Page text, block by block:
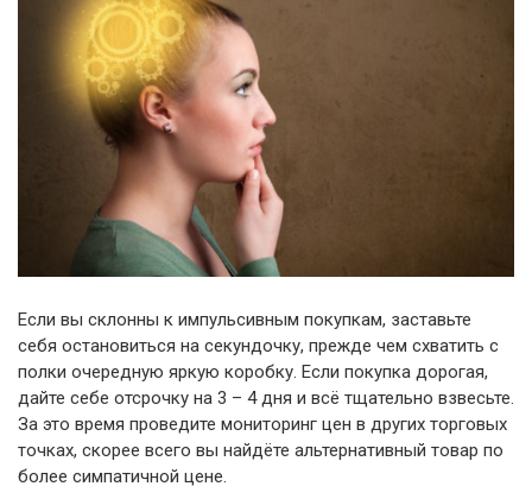
Если вы склонны к импульсивным покупкам, заставьте
себя остановиться на секундочку, прежде чем схватить с
полки очередную яркую коробку. Если покупка дорогая,
дайте себе отсрочку на 3 – 4 дня и всё тщательно взвесьте.
За это время проведите мониторинг цен в других торговых
точках, скорее всего вы найдёте альтернативный товар по
более симпатичной цене.